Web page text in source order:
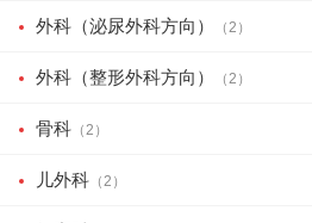
外科（泌尿外科方向） （2）
外科（整形外科方向） （2）
骨科 （2）
儿外科 （2）